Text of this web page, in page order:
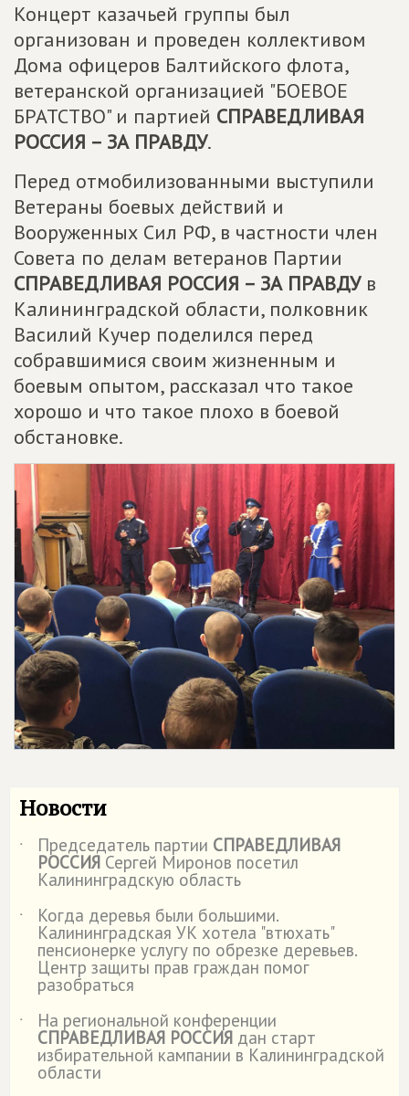
Концерт казачьей группы был
организован и проведен коллективом
Дома офицеров Балтийского флота,
ветеранской организацией "БОЕВОЕ
БРАТСТВО" и партией СПРАВЕДЛИВАЯ
РОССИЯ – ЗА ПРАВДУ.
Перед отмобилизованными выступили
Ветераны боевых действий и
Вооруженных Сил РФ, в частности член
Совета по делам ветеранов Партии
СПРАВЕДЛИВАЯ РОССИЯ – ЗА ПРАВДУв
Калининградской области, полковник
Василий Кучер поделился перед
собравшимися своим жизненным и
боевым опытом, рассказал что такое
хорошо и что такое плохо в боевой
обстановке.
Новости
˙ Председатель партии СПРАВЕДЛИВАЯ
РОССИЯ Сергей Миронов посетил
Калининградскую область
˙
Когда деревья были большими.
Калининградская УК хотела "втюхать"
пенсионерке услугу по обрезке деревьев.
Центр защиты прав граждан помог
разобраться
˙
На региональной конференции
СПРАВЕДЛИВАЯ РОССИЯ дан старт
избирательной кампании в Калининградской
области